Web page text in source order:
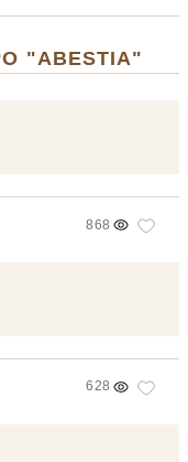
"ABESTIA"
868
628